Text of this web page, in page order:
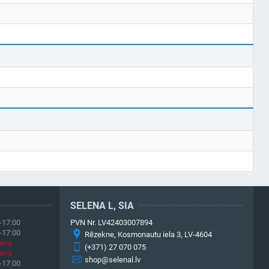
17:00
17:00
17:00
SELENA L, SIA
PVN Nr. LV42403007894
Rēzekne, Kosmonautu iela 3, LV-4604
(+371) 27 070 075
shop@selenal.lv